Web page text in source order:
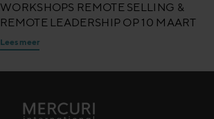
WORKSHOPS REMOTE SELLING &
REMOTE LEADERSHIP OP 10 MAART
Lees meer